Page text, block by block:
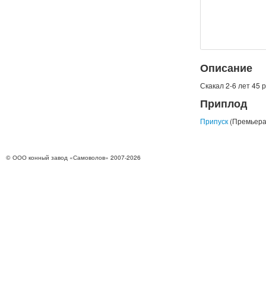
Описание
Скакал 2-6 лет 45
Приплод
Припуск
© ООО конный завод «Самоволов» 2007-2026